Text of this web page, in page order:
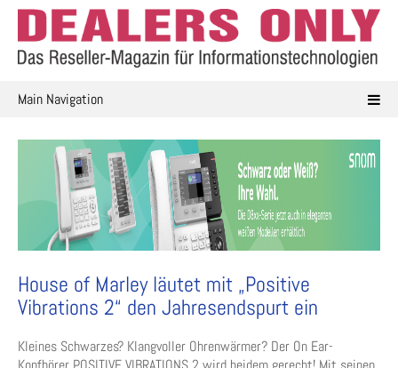
Skip
content
Main Navigation
House of Marley läutet mit „Positive
Vibrations 2“ den Jahresendspurt ein
Kleines Schwarzes? Klangvoller Ohrenwärmer? Der On Ear-